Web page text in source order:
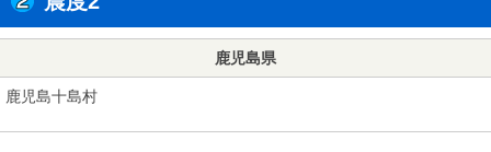
鹿児島県
鹿児島十島村